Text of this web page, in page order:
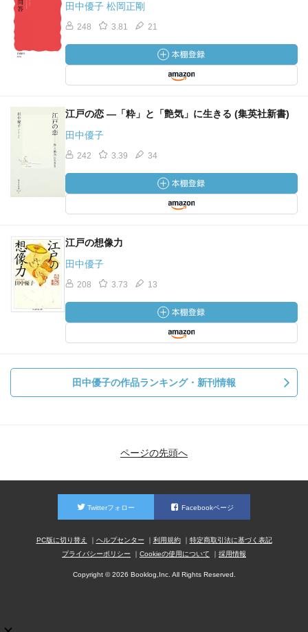
田中優子 松岡正剛
248 3.81 21
江戸の恋 ―「粋」と「艶気」に生きる (集英社新書)
田中優子
242 3.39 34
江戸の想像力
田中優子
208 3.73 13
田中優子の作品ランキング・新刊情報
ページの先頭へ
Twitterフォロー Facebookページ
PC版に切り替え ヘルプセンター 利用規約
特定商取引法に基づく表記
プライバシーポリシー
Cookieの使用について 採用情報
Copyright © 2026 Booklog,Inc. All Rights Reserved.